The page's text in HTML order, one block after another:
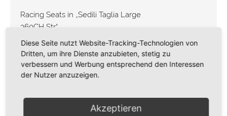
Racing Seats in „Sedili Taglia Large
360CH Str“
Rear Diffuser in Carbon Fiber
Air Conditioning
Central Door Locking
Diese Seite nutzt Website-Tracking-Technologien von
Dritten, um ihre Dienste anzubieten, stetig zu
verbessern und Werbung entsprechend den Interessen
der Nutzer anzuzeigen.
Akzeptieren